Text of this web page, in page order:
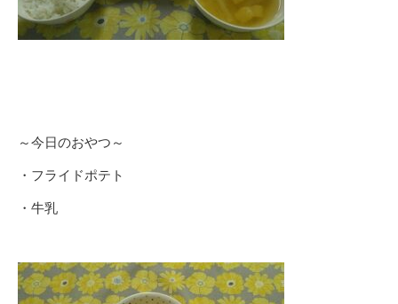
～今日のおやつ～
・フライドポテト
・牛乳